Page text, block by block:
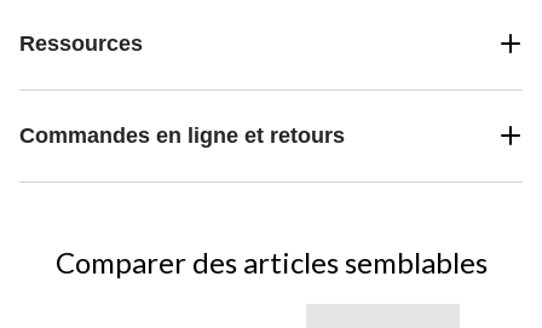
Ressources
Commandes en ligne et retours
Comparer des articles semblables